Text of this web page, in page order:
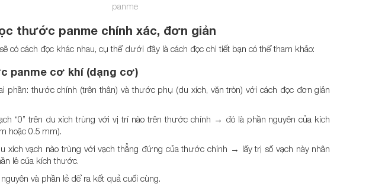
panme
thước panme chính xác, đơn giản
có cách đọc khác nhau, cụ thể dưới đây là cách đọc chi tiết bạn có thể tham khảo:
panme cơ khí (dạng cơ)
phần: thước chính (trên thân) và thước phụ (du xích, vặn tròn) với cách đọc đơn giản
“0” trên du xích trùng với vị trí nào trên thước chính → đó là phần nguyên của kích
hoặc 0.5 mm).
xích vạch nào trùng với vạch thẳng đứng của thước chính → lấy trị số vạch này nhân
lẻ của kích thước.
và phần lẻ để ra kết quả cuối cùng.